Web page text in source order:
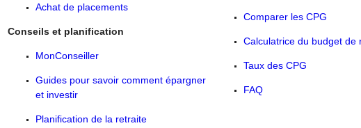
Achat de placements
Conseils et planification
MonConseiller
Guides pour savoir comment épargner
et investir
Planification de la retraite
Comparer les CPG
Calculatrice du budget de
Taux des CPG
FAQ